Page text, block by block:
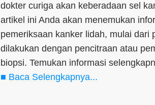
dokter curiga akan keberadaan sel
artikel ini Anda akan menemukan
pemeriksaan kanker lidah, mulai dari
dilakukan dengan pencitraan atau
biopsi. Temukan informasi
■ Baca Selengkapnya...